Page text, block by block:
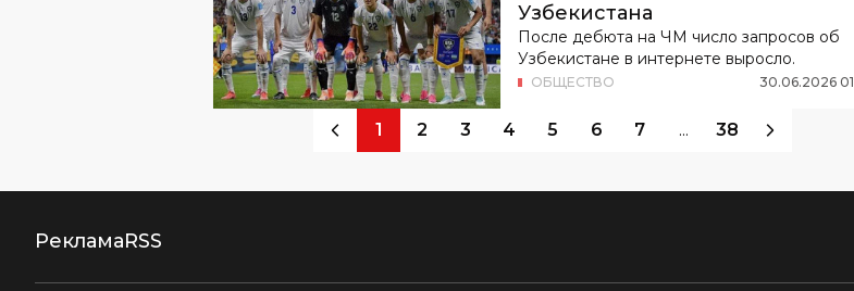
ОБЩЕСТВО 30.06.2026 01
Узбекистана
После дебюта на ЧМ число запросов об
Узбекистане в интернете выросло.
1 2 3 4 5 6 7 ... 38
РекламаRSS